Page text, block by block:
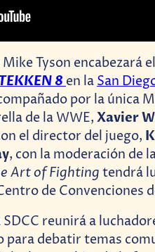
Tyson encabezará
8 en la San
por la única
de la WWE, Xavier
el director del juego,
, con la moderación de
Art of Fighting tendrá
de Convenciones
SDCC reunirá a
debatir temas